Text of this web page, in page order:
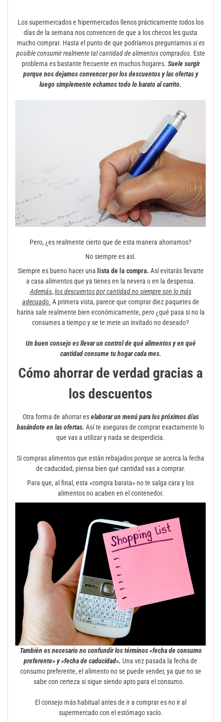
Los supermercados e hipermercados llenos prácticamente todos los
días de la semana nos convencen de que a los checos les gusta
mucho comprar. Hasta el punto de que podríamos preguntarnossi es
posible consumir realmente tal cantidad de alimentos comprados. Este
problema es bastante frecuente en muchos hogares. Suele surgir
porque nos dejamos convencer por los descuentos y las ofertas y
luego simplemente echamos todo lo barato al carrito.
Pero, ¿es realmente cierto que de esta manera ahorramos?
No siempre es así.
Siempre es bueno hacer una lista de la compra. Así evitarás llevarte
a casa alimentos que ya tienes en la nevera o en la despensa.
Además, los descuentos por cantidad no siempre son lo más
adecuado. A primera vista, parece que comprar diez paquetes de
harina sale realmente bien económicamente, pero ¿qué pasa si no la
consumes a tiempo y se te mete un invitado no deseado?
Un buen consejo es llevar un control de qué alimentos y en qué
cantidad consume tu hogar cada mes.
Cómo ahorrar de verdad gracias a
los descuentos
Otra forma de ahorrar eselaborar un menú para los próximos días
basándote en las ofertas. Así te aseguras de comprar exactamente lo
que vas a utilizar y nada se desperdicia.
Si compras alimentos que están rebajados porque se acerca la fecha
de caducidad, piensa bien qué cantidad vas a comprar.
Para que, al final, esta «compra barata» no te salga cara y los
alimentos no acaben en el contenedor.
También es necesario no confundir los términos «fecha de consumo
preferente» y «fecha de caducidad». Una vez pasada la fecha de
consumo preferente, el alimento no se puede vender, ya que no se
sabe con certeza si sigue siendo apto para el consumo.
El consejo más habitual antes de ir a comprar es no ir al
supermercado con el estómago vacío.